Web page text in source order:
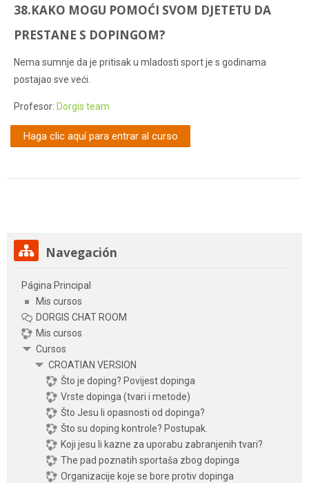
38.KAKO MOGU POMOĆI SVOM DJETETU DA
PRESTANE S DOPINGOM?
Nema sumnje da je pritisak u mladosti sport je s godinama
postajao sve veći.
Profesor: Dorgis team
Haga clic aquí para entrar al curso
Salta Navegación
Navegación
Página Principal
Mis cursos
DORGIS CHAT ROOM
Mis cursos
Cursos
CROATIAN VERSION
Što je doping? Povijest dopinga
Vrste dopinga (tvari i metode)
Što Jesu li opasnosti od dopinga?
Što su doping kontrole? Postupak.
Koji jesu li kazne za uporabu zabranjenih tvari?
The pad poznatih sportaša zbog dopinga
Organizacije koje se bore protiv dopinga